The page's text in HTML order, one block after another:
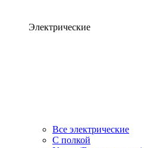
Электрические
Все электрические
С полкой